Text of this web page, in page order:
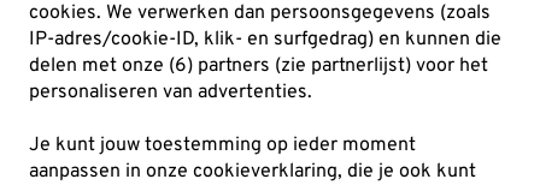
cookies. We verwerken dan persoonsgegevens (zoals
IP-adres/cookie-ID, klik- en surfgedrag) en kunnen die
delen met onze (6) partners (zie partnerlijst) voor het
personaliseren van advertenties.
Je kunt jouw toestemming op ieder moment
aanpassen in onze cookieverklaring, die je ook kunt